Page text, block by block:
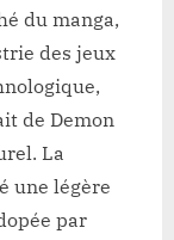
du manga,
des jeux
de Demon
La
une légère
par